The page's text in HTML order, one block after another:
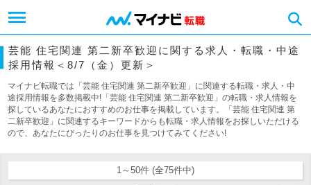
芸能 住宅関連 第二新卒歓迎に関する求人・転職・中途
採用情報＜8/7（金）更新＞
マイナビ転職では「芸能 住宅関連 第二新卒歓迎」に関連する転職・求人・中
途採用情報を多数掲載中!「芸能 住宅関連 第二新卒歓迎」の転職・求人情報を
探しているあなたにおすすめのお仕事を掲載しています。「芸能 住宅関連 第
二新卒歓迎」に関連するキーワードからも転職・求人情報をお探しいただける
ので、あなたにぴったりのお仕事を見つけてみてください!
1～50件 (全75件中)